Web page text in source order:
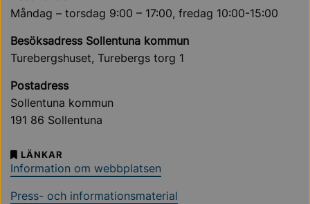
Måndag – torsdag 9:00 – 17:00, fredag 10:00-15:00
Besöksadress Sollentuna kommun
Turebergshuset, Turebergs torg 1
Postadress
Sollentuna kommun
191 86 Sollentuna
LÄNKAR
Information om webbplatsen
Press- och informationsmaterial